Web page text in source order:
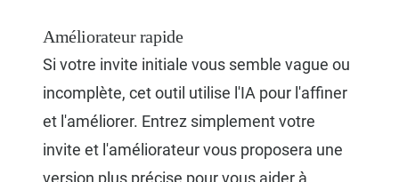
Améliorateur rapide
Si votre invite initiale vous semble vague ou
incomplète, cet outil utilise l'IA pour l'affiner
et l'améliorer. Entrez simplement votre
invite et l'améliorateur vous proposera une
version plus précise pour vous aider à